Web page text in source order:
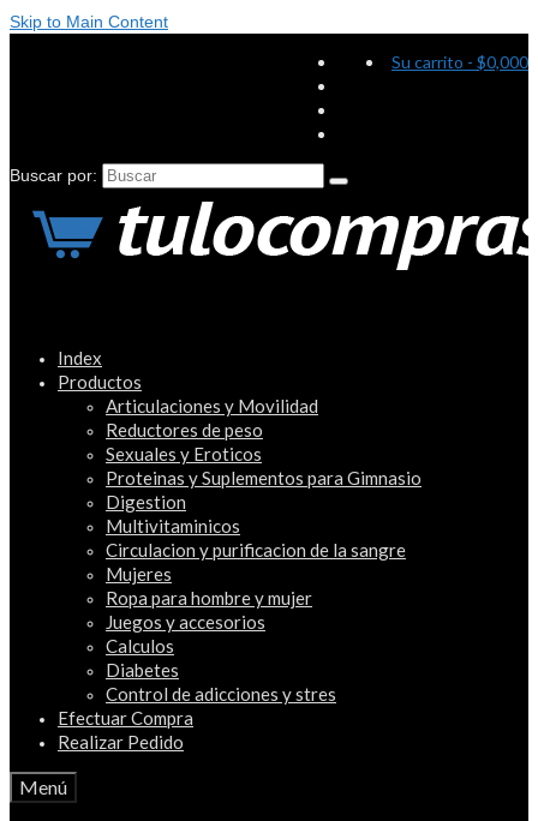
Skip to Main Content
Su carrito - $0,000
Buscar por:
Index
Productos
Articulaciones y Movilidad
Reductores de peso
Sexuales y Eroticos
Proteinas y Suplementos para Gimnasio
Digestion
Multivitaminicos
Circulacion y purificacion de la sangre
Mujeres
Ropa para hombre y mujer
Juegos y accesorios
Calculos
Diabetes
Control de adicciones y stres
Efectuar Compra
Realizar Pedido
Menú